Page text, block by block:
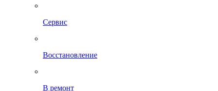
Сервис
Восстановление
В ремонт